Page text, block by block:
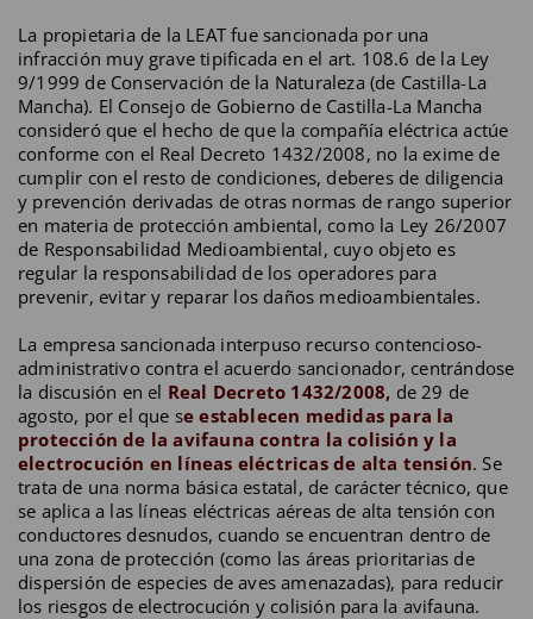
La propietaria de la LEAT fue sancionada por una
infracción muy grave tipificada en el art. 108.6 de la Ley
9/1999 de Conservación de la Naturaleza (de Castilla-La
Mancha). El Consejo de Gobierno de Castilla-La Mancha
consideró que el hecho de que la compañía eléctrica actúe
conforme con el Real Decreto 1432/2008, no la exime de
cumplir con el resto de condiciones, deberes de diligencia
y prevención derivadas de otras normas de rango superior
en materia de protección ambiental, como la Ley 26/2007
de Responsabilidad Medioambiental, cuyo objeto es
regular la responsabilidad de los operadores para
prevenir, evitar y reparar los daños medioambientales.
La empresa sancionada interpuso recurso contencioso-
administrativo contra el acuerdo sancionador, centrándose
la discusión en el Real Decreto 1432/2008, de 29 de
agosto, por el que se establecen medidas para la
protección de la avifauna contra la colisión y la
electrocución en líneas eléctricas de alta tensión. Se
trata de una norma básica estatal, de carácter técnico, que
se aplica a las líneas eléctricas aéreas de alta tensión con
conductores desnudos, cuando se encuentran dentro de
una zona de protección (como las áreas prioritarias de
dispersión de especies de aves amenazadas), para reducir
los riesgos de electrocución y colisión para la avifauna.